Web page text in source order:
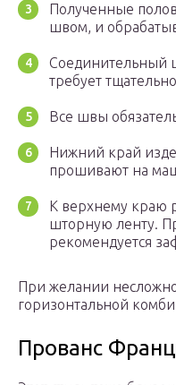
Полученные
швом, и
Соединительный
требует
Все швы
Нижний край
прошивают на
К верхнему краю
шторную ленту.
рекомендуется
При желании
горизонтальной
Прованс